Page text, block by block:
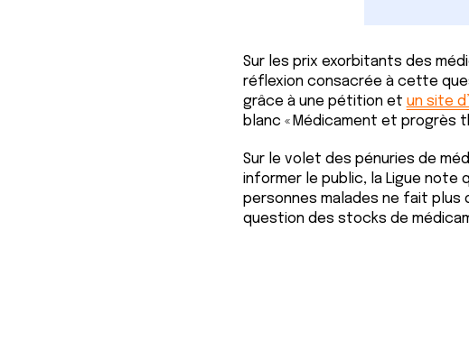
Sur les prix exorbitants des
réflexion consacrée à cette
grâce à une pétition et un site
blanc « Médicament et progrès
Sur le volet des pénuries de
informer le public, la Ligue note
personnes malades ne fait plus
question des stocks de